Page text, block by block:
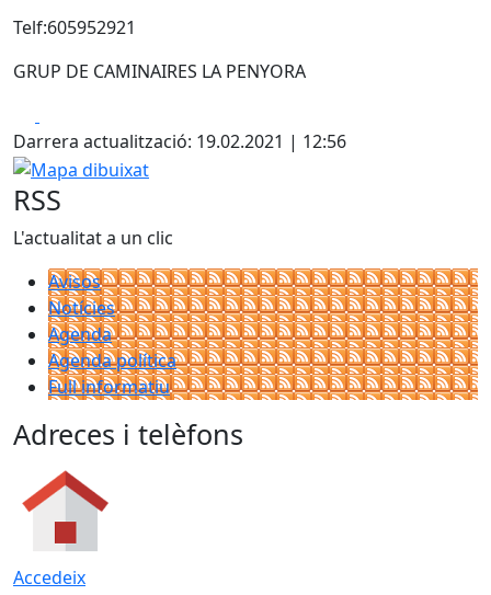
Telf:605952921
GRUP DE CAMINAIRES LA PENYORA
Darrera actualització: 19.02.2021 | 12:56
Mapa dibuixat
RSS
L'actualitat a un clic
Avisos
Notícies
Agenda
Agenda política
Full informatiu
Adreces i telèfons
Accedeix